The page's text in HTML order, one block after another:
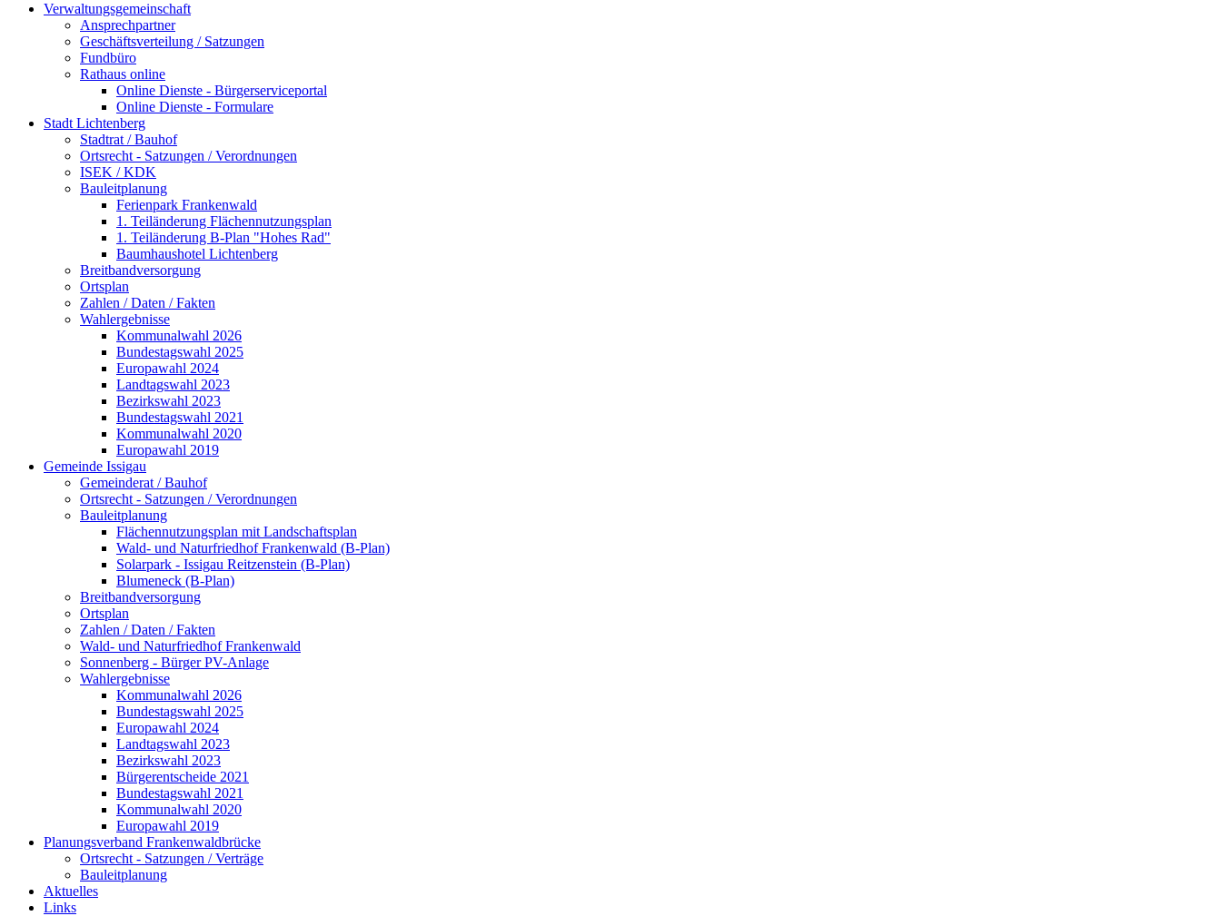
Verwaltungsgemeinschaft
Ansprechpartner
Geschäftsverteilung / Satzungen
Fundbüro
Rathaus online
Online Dienste - Bürgerserviceportal
Online Dienste - Formulare
Stadt Lichtenberg
Stadtrat / Bauhof
Ortsrecht - Satzungen / Verordnungen
ISEK / KDK
Bauleitplanung
Ferienpark Frankenwald
1. Teiländerung Flächennutzungsplan
1. Teiländerung B-Plan "Hohes Rad"
Baumhaushotel Lichtenberg
Breitbandversorgung
Ortsplan
Zahlen / Daten / Fakten
Wahlergebnisse
Kommunalwahl 2026
Bundestagswahl 2025
Europawahl 2024
Landtagswahl 2023
Bezirkswahl 2023
Bundestagswahl 2021
Kommunalwahl 2020
Europawahl 2019
Gemeinde Issigau
Gemeinderat / Bauhof
Ortsrecht - Satzungen / Verordnungen
Bauleitplanung
Flächennutzungsplan mit Landschaftsplan
Wald- und Naturfriedhof Frankenwald (B-Plan)
Solarpark - Issigau Reitzenstein (B-Plan)
Blumeneck (B-Plan)
Breitbandversorgung
Ortsplan
Zahlen / Daten / Fakten
Wald- und Naturfriedhof Frankenwald
Sonnenberg - Bürger PV-Anlage
Wahlergebnisse
Kommunalwahl 2026
Bundestagswahl 2025
Europawahl 2024
Landtagswahl 2023
Bezirkswahl 2023
Bürgerentscheide 2021
Bundestagswahl 2021
Kommunalwahl 2020
Europawahl 2019
Planungsverband Frankenwaldbrücke
Ortsrecht - Satzungen / Verträge
Bauleitplanung
Aktuelles
Links